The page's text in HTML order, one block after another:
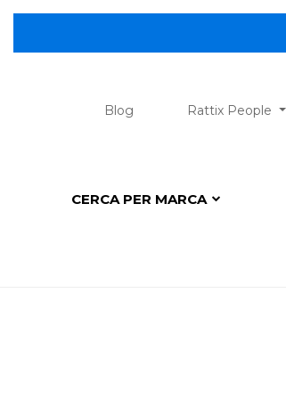
Blog Rattix People
CERCA PER MARCA